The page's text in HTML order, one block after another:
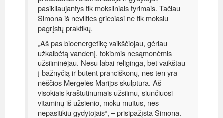
pasikliaujantys tik moksliniais tyrimais. Tačiau
Simona iš nevilties griebiasi ne tik mokslu
pagrįstų praktikų.
„Aš pas bioenergetikę vaikščiojau, gėriau
užkalbėtą vandenį, tokiomis nesąmonėmis
užsiiminėjau. Nesu labai religinga, bet vaikštau
į bažnyčią ir būtent pranciškonų, nes ten yra
nėščios Mergelės Marijos skulptūra. Aš
visokiais kraštutinumais užsiimu, siunčiuosi
vitaminų iš užsienio, moku muitus, nes
nepasitikiu gydytojais“, – prisipažįsta Simona.